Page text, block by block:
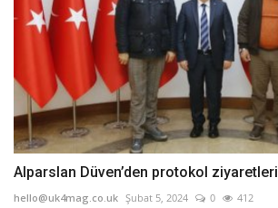
Alparslan Düven’den protokol ziyaretleri
hello@uk4mag.co.uk Şubat 5, 2024 0 412